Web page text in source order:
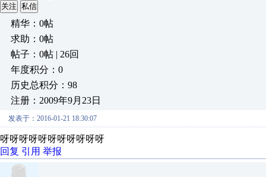
关注 私信
精华：0帖
求助：0帖
帖子：0帖 | 26回
年度积分：0
历史总积分：98
注册：2009年9月23日
发表于：2016-01-21 18:30:07
呀呀呀呀呀呀呀呀呀呀呀
回复 引用 举报